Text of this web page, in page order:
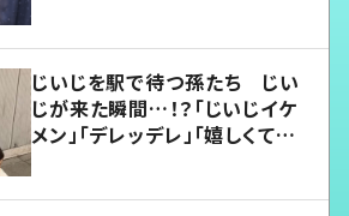
じいじを駅で待つ孫たち じい
じが来た瞬間…！？「じいじイケ
メン」「デレッデレ」「嬉しくて可